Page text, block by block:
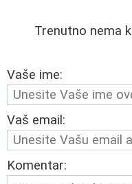
Trenutno nema
Vaše ime:
Vaš email:
Komentar: